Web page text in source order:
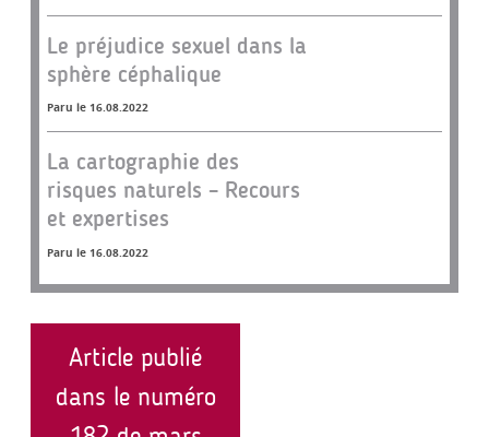
Le préjudice sexuel dans la
sphère céphalique
Paru le 16.08.2022
La cartographie des
risques naturels – Recours
et expertises
Paru le 16.08.2022
Article publié
dans le numéro